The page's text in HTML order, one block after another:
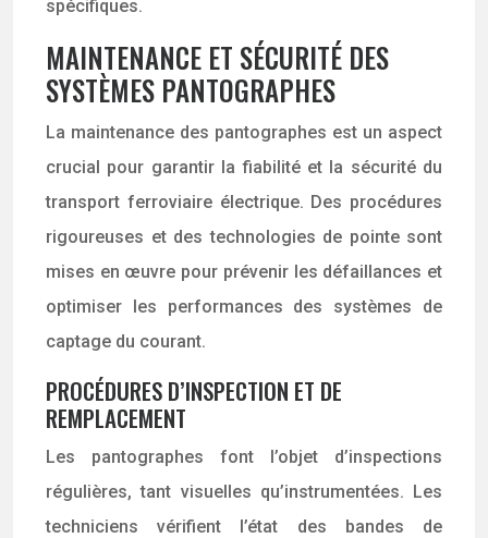
spécifiques.
MAINTENANCE ET SÉCURITÉ DES
SYSTÈMES PANTOGRAPHES
La maintenance des pantographes est un aspect
crucial pour garantir la fiabilité et la sécurité du
transport ferroviaire électrique. Des procédures
rigoureuses et des technologies de pointe sont
mises en œuvre pour prévenir les défaillances et
optimiser les performances des systèmes de
captage du courant.
PROCÉDURES D’INSPECTION ET DE
REMPLACEMENT
Les pantographes font l’objet d’inspections
régulières, tant visuelles qu’instrumentées. Les
techniciens vérifient l’état des bandes de